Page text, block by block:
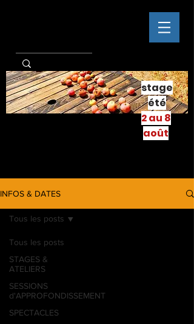
stage
été
2 au 8
août
INFOS & DATES
Tous les posts
STAGES &
ATELIERS
SESSIONS
d'APPROFONDISSEMENT
SPECTACLES
Tous les posts